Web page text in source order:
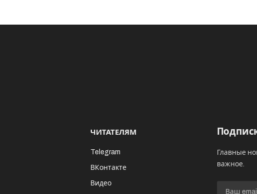
ЧИТАТЕЛЯМ
Telegram
ВКонтакте
Видео
Главные
важное.